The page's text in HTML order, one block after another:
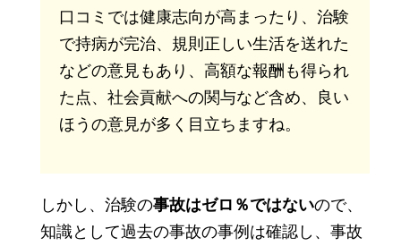
口コミでは健康志向が高まったり、治験
で持病が完治、規則正しい生活を送れた
などの意見もあり、高額な報酬も得られ
た点、社会貢献への関与など含め、良い
ほうの意見が多く目立ちますね。
しかし、治験の事故はゼロ％ではないので、
知識として過去の事故の事例は確認し、事故